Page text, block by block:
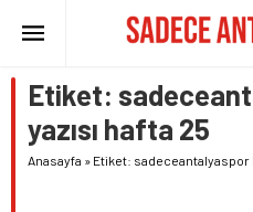
Etiket:
yazısı hafta 25
Anasayfa » Etiket: sadeceantalyaspor